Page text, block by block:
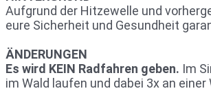
Aufgrund der Hitzewelle und
eure Sicherheit und Gesundheit
ÄNDERUNGEN
Es wird KEIN Radfahren geben. Im
im Wald laufen und dabei 3x an